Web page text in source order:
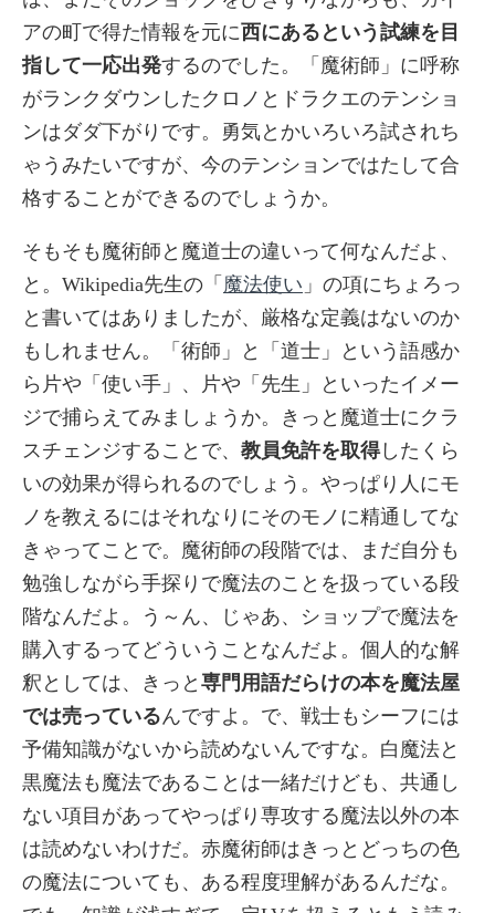
アの町で得た情報を元に西にあるという試練を目
指して一応出発するのでした。「魔術師」に呼称
がランクダウンしたクロノとドラクエのテンショ
ンはダダ下がりです。勇気とかいろいろ試されち
ゃうみたいですが、今のテンションではたして合
格することができるのでしょうか。
そもそも魔術師と魔道士の違いって何なんだよ、
と。Wikipedia先生の「 魔法使い 」の項にちょろっ
と書いてはありましたが、厳格な定義はないのか
もしれません。「術師」と「道士」という語感か
ら片や「使い手」、片や「先生」といったイメー
ジで捕らえてみましょうか。きっと魔道士にクラ
スチェンジすることで、 教員免許を取得したくら
いの効果が得られるのでしょう。やっぱり人にモ
ノを教えるにはそれなりにそのモノに精通してな
きゃってことで。魔術師の段階では、まだ自分も
勉強しながら手探りで魔法のことを扱っている段
階なんだよ。う～ん、じゃあ、ショップで魔法を
購入するってどういうことなんだよ。個人的な解
釈としては、きっと 専門用語だらけの本を魔法屋
では売っているんですよ。で、戦士もシーフには
予備知識がないから読めないんですな。白魔法と
黒魔法も魔法であることは一緒だけども、共通し
ない項目があってやっぱり専攻する魔法以外の本
は読めないわけだ。赤魔術師はきっとどっちの色
の魔法についても、ある程度理解があるんだな。